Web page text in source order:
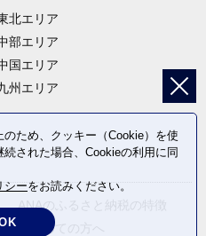
北エリア
部エリア
国エリア
州エリア
ANAのふるさと納税の特徴
はじめての方へ
ため、クッキー（Cookie）を使
された場合、Cookieの利用に同
シーをお読みください。